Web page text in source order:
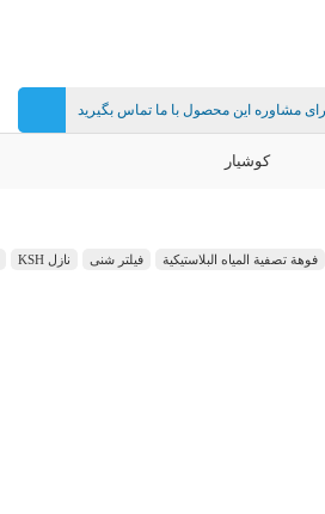
مشاوره این محصول با ما تماس بگیرید
کوشیار
فوهة تصفية المياه البلاستيكية فیلتر شنی نازل KSH